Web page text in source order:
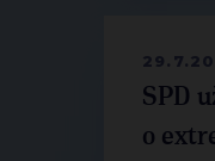
SPD
o